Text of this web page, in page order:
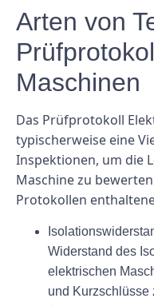
Arten von
Maschinen
Das Prüfprotokoll
typischerweise eine
Inspektionen, um die
Maschine zu
Protokollen
Widerstand des
elektrischen
und Kurzschlüsse